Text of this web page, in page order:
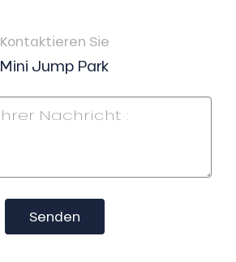
Kontaktieren Sie
Mini Jump Park
Senden